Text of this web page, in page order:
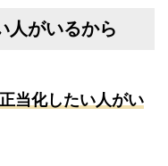
人がいるから
当化したい人がい